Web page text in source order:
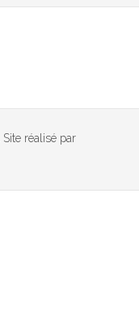
réalisé par